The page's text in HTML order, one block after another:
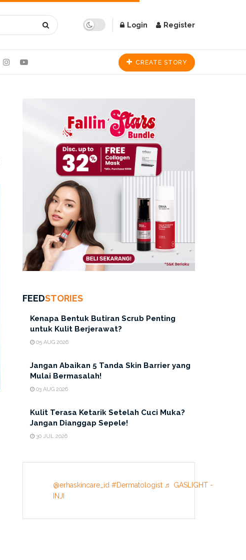
Login Register
CREATE STORY
FEEDSTORIES
Kenapa Bentuk Butiran Scrub Penting
untuk Kulit Berjerawat?
05 AUG 2026
Jangan Abaikan 5 Tanda Skin Barrier yang
Mulai Bermasalah!
03 AUG 2026
Kulit Terasa Ketarik Setelah Cuci Muka?
Jangan Dianggap Sepele!
30 JUL 2026
@erhaskincare_id #Dermatologist ♬ GASLIGHT -
INJI